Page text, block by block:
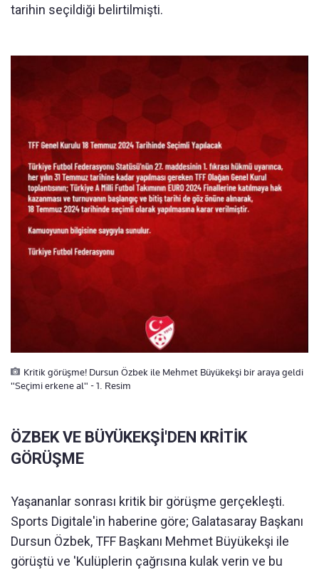
tarihin seçildiği belirtilmişti.
Kritik görüşme! Dursun Özbek ile Mehmet Büyükekşi bir araya geldi
"Seçimi erkene al" - 1. Resim
ÖZBEK VE BÜYÜKEKŞİ'DEN KRİTİK
GÖRÜŞME
Yaşananlar sonrası kritik bir görüşme gerçekleşti.
Sports Digitale'in haberine göre; Galatasaray Başkanı
Dursun Özbek, TFF Başkanı Mehmet Büyükekşi ile
görüştü ve 'Kulüplerin çağrısına kulak verin ve bu